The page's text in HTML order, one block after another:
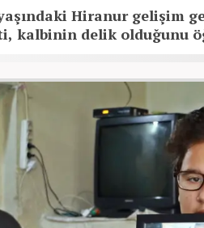
Hiranur gelişim
kalbinin delik olduğunu